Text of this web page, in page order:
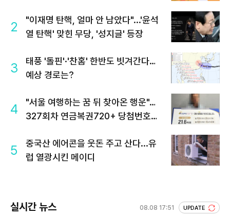
2
"이재명 탄핵, 얼마 안 남았다"...'윤석
열 탄핵' 맞힌 무당, '성지글' 등장
3
태풍 '돌핀'·'찬홈' 한반도 빗겨간다…
예상 경로는?
4
"서울 여행하는 꿈 뒤 찾아온 행운"…
327회차 연금복권720+ 당첨번호조
5
중국산 에어콘을 웃돈 주고 산다...유
럽 열광시킨 메이디
실시간 뉴스 08.08 17:51 UPDATE